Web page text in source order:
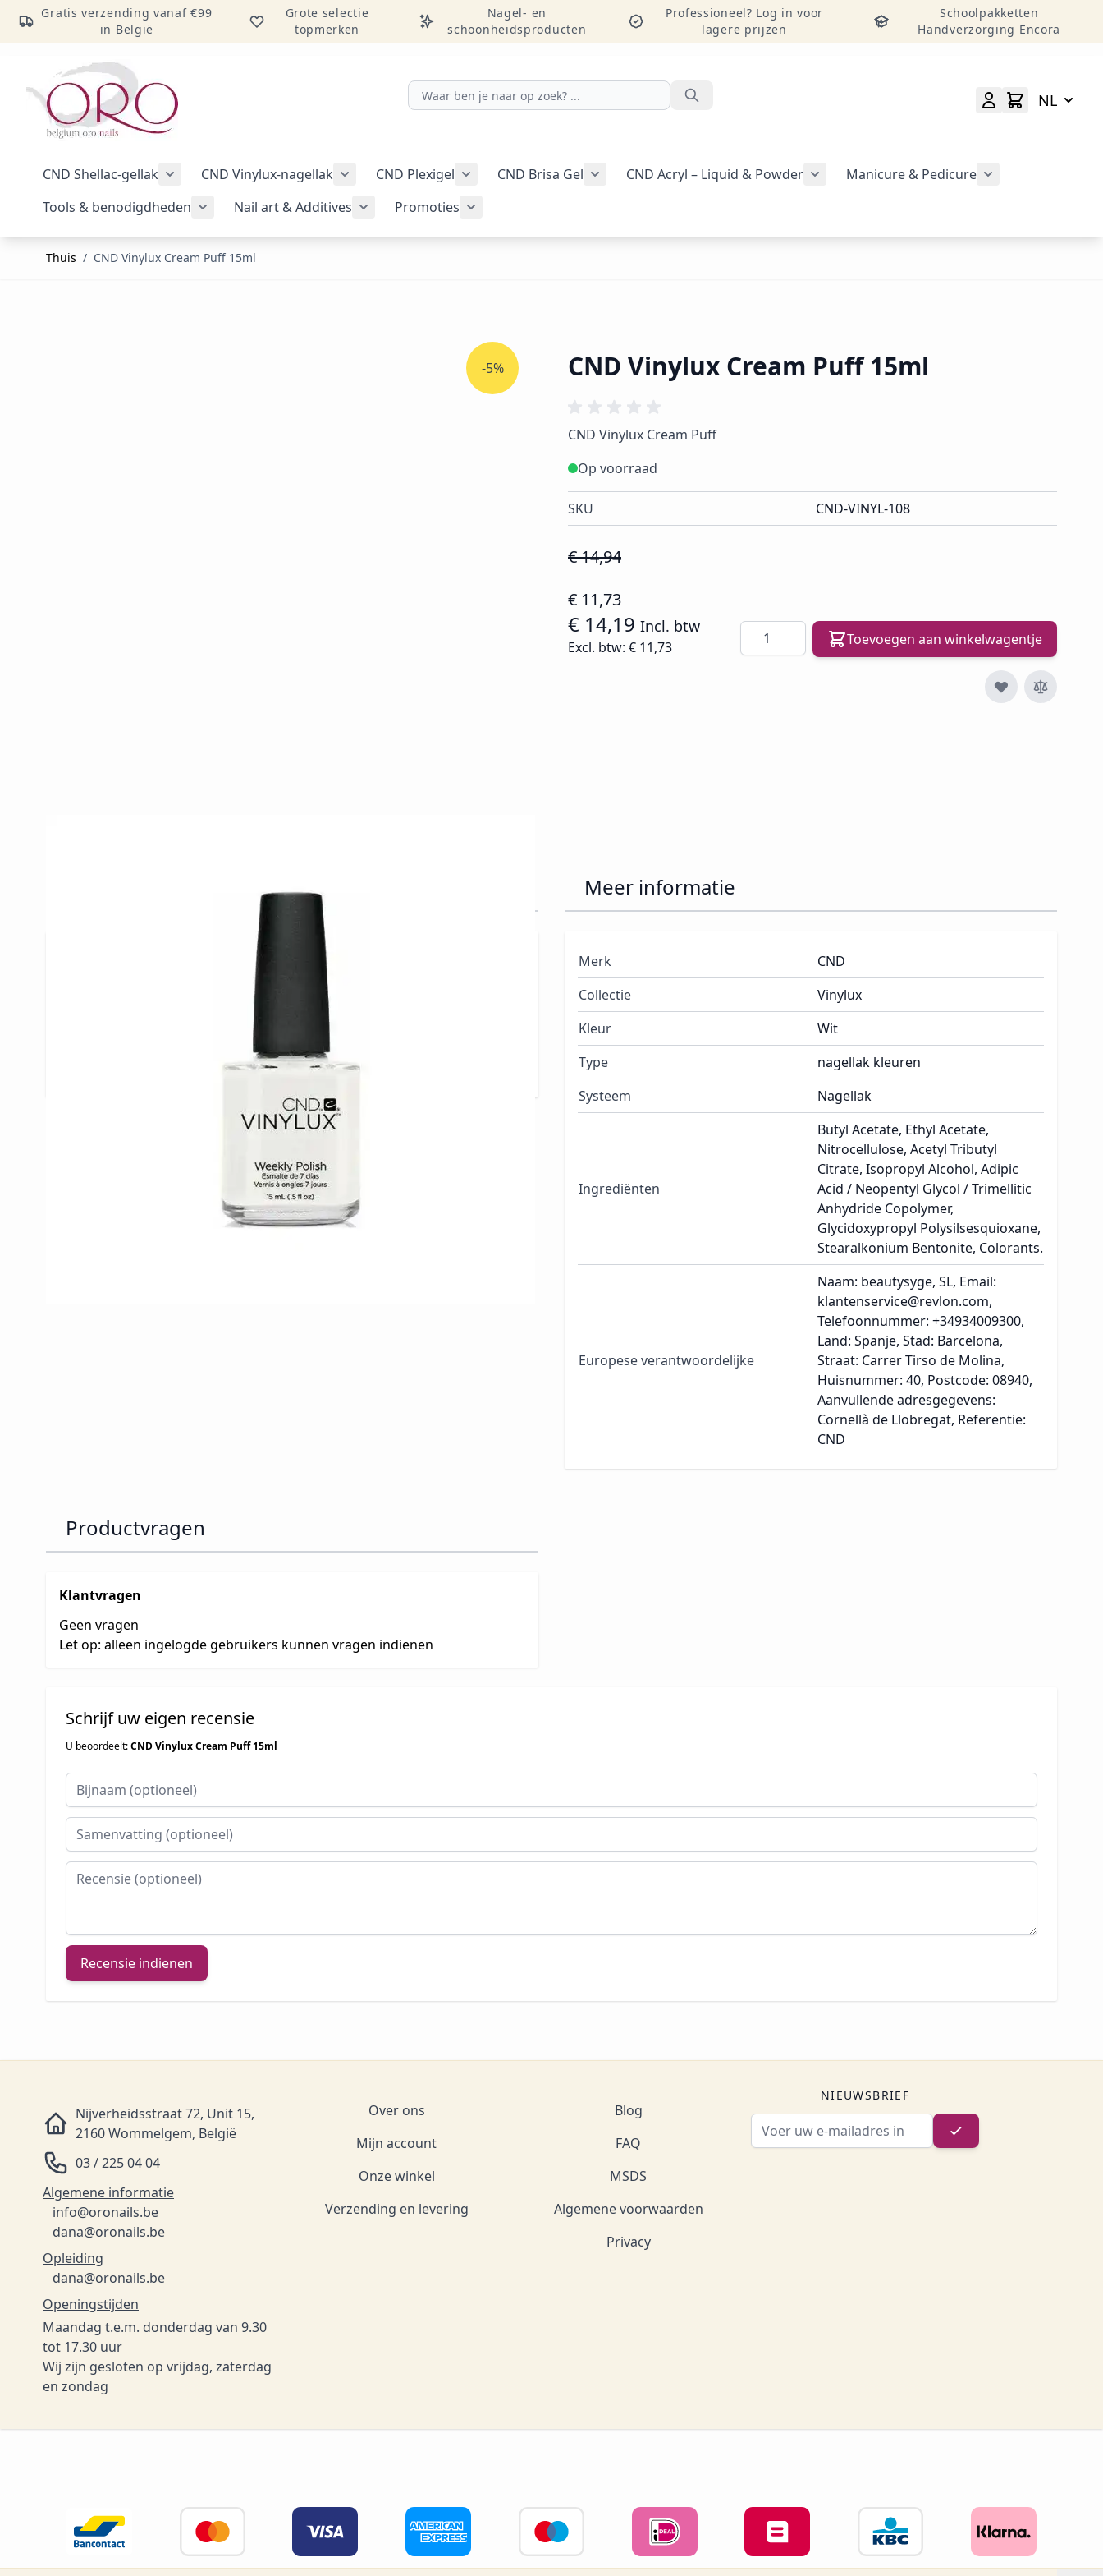
Gratis verzending vanaf €99
in België
Grote selectie
topmerken
Nagel- en
schoonheidsproducten
Professioneel? Log in voor
lagere prijzen
Schoolpakketten
Handverzorging Encora
Ga naar inhoud
Zoeken
NL
CND Shellac-gellak
CND Vinylux-nagellak
CND Plexigel
CND Brisa Gel
CND Acryl – Liquid & Powder
Manicure & Pedicure
Tools & benodigdheden
Nail art & Additives
Promoties
Thuis / CND Vinylux Cream Puff 15ml
CND Vinylux Cream Puff 15ml
-5%
CND Vinylux Cream Puff
Op voorraad
SKU CND-VINYL-108
€ 14,94
€ 11,73
€ 14,19 Incl. btw
Excl. btw: € 11,73
Aantal Toevoegen aan winkelwagentje
CND Vinylux Cream Puff 15ml
Een klassieke witte nagellak die een week lang blijft.
Aanbrengen in 2 dunne laagjes en afsluiten met de Weekly Topcoat. Na 8
Meer informatie
Merk
CND
Collectie
Vinylux
Kleur
Wit
Type
nagellak kleuren
Systeem
Nagellak
Ingrediënten
Butyl Acetate, Ethyl Acetate,
Nitrocellulose, Acetyl Tributyl
Citrate, Isopropyl Alcohol, Adipic
Acid / Neopentyl Glycol / Trimellitic
Anhydride Copolymer,
Glycidoxypropyl Polysilsesquioxane,
Stearalkonium Bentonite, Colorants.
Europese verantwoordelijke
Naam: beautysyge, SL, Email:
klantenservice@revlon.com,
Telefoonnummer: +34934009300,
Land: Spanje, Stad: Barcelona,
Straat: Carrer Tirso de Molina,
Huisnummer: 40, Postcode: 08940,
Aanvullende adresgegevens:
Cornellà de Llobregat, Referentie:
CND
Productvragen
Klantvragen
Geen vragen
Let op: alleen ingelogde gebruikers kunnen vragen indienen
Schrijf uw eigen recensie
U beoordeelt:CND Vinylux Cream Puff 15ml
Bijnaam
Samenvatting
Recensie
Recensie indienen
Nijverheidsstraat 72, Unit 15,
2160 Wommelgem, België
03 / 225 04 04
Algemene informatie
info@oronails.be
dana@oronails.be
Opleiding
dana@oronails.be
Openingstijden
Maandag t.e.m. donderdag van 9.30
tot 17.30 uur
Wij zijn gesloten op vrijdag, zaterdag
en zondag
Over ons
Mijn account
Onze winkel
Verzending en levering
Blog
FAQ
MSDS
Algemene voorwaarden
Privacy
NIEUWSBRIEF
E-mailadres